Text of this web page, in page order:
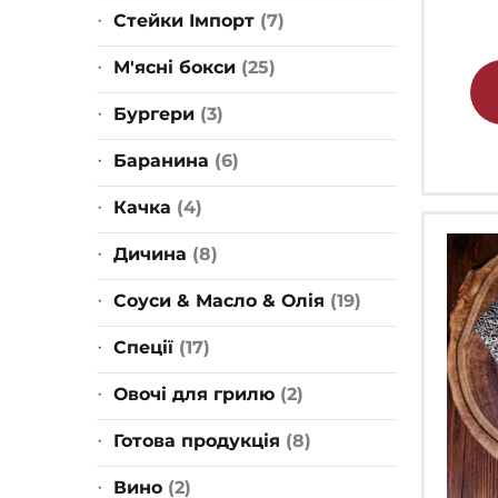
Стейки Імпорт (7)
М'ясні бокси (25)
Бургери (3)
Баранина (6)
Качка (4)
Дичина (8)
Соуси & Масло & Олія (19)
Спеції (17)
Овочі для грилю (2)
Готова продукція (8)
Вино (2)